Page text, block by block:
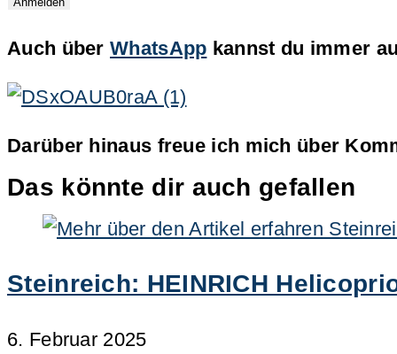
Auch überWhatsApp kannst du immer
Darüber hinaus freue ich mich über
Das könnte dir auch gefallen
Steinreich: HEINRICH
6. Februar 2025